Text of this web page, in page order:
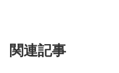
関連記事